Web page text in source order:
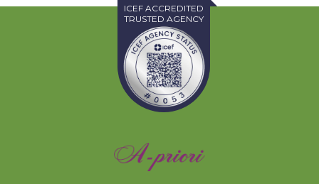
ICEF ACCREDITED
TRUSTED AGENCY